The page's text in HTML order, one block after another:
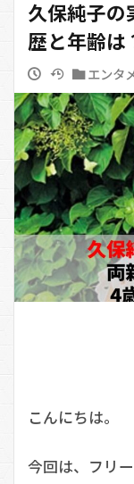
久保純子の
歴と年齢は
エンタ
こんにちは。
今回は、フリ